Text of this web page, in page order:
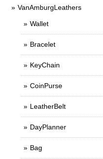
VanAmburgLeathers
Wallet
Bracelet
KeyChain
CoinPurse
LeatherBelt
DayPlanner
Bag